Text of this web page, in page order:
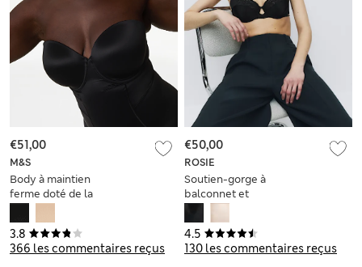
3.8
366 les commentaires reçus
M&S
Body à maintien
ferme doté de la
Define™, bonnets A
à E
€51,00
4.5
130 les commentaires reçus
ROSIE
Soutien-gorge à
balconnet et
armatures en soie et
dentelle
€50,00